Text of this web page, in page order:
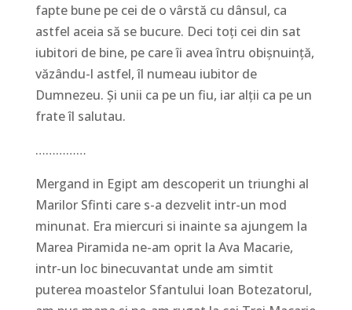
fapte bune pe cei de o vârstă cu dânsul, ca
astfel aceia să se bucure. Deci toți cei din sat
iubitori de bine, pe care îi avea întru obișnuință,
văzându-l astfel, îl nu­meau iubitor de
Dumnezeu. Și unii ca pe un fiu, iar alții ca pe un
frate îl salutau.
……………
Mergand in Egipt am descoperit un triunghi al
Marilor Sfinti care s-a dezvelit intr-un mod
minunat. Era miercuri si inainte sa ajungem la
Marea Piramida ne-am oprit la Ava Macarie,
intr-un loc binecuvantat unde am simtit
puterea moastelor Sfantului Ioan Botezatorul,